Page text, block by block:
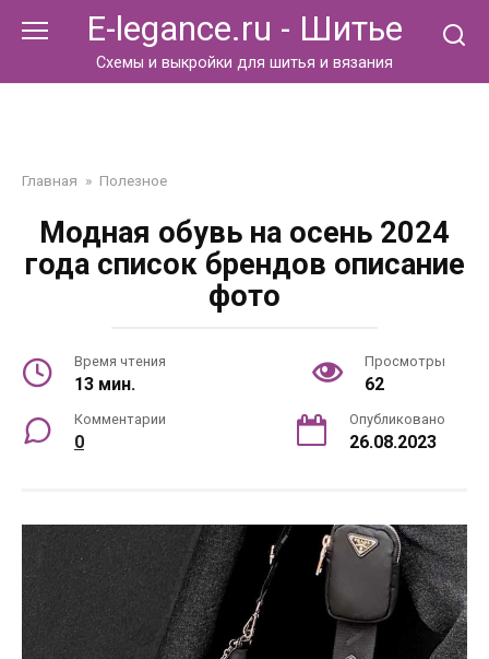
E-legance.ru - Шитье
Схемы и выкройки для шитья и вязания
Главная » Полезное
Модная обувь на осень 2024
года список брендов описание
фото
Время чтения
13 мин.
Просмотры
62
Комментарии
0
Опубликовано
26.08.2023